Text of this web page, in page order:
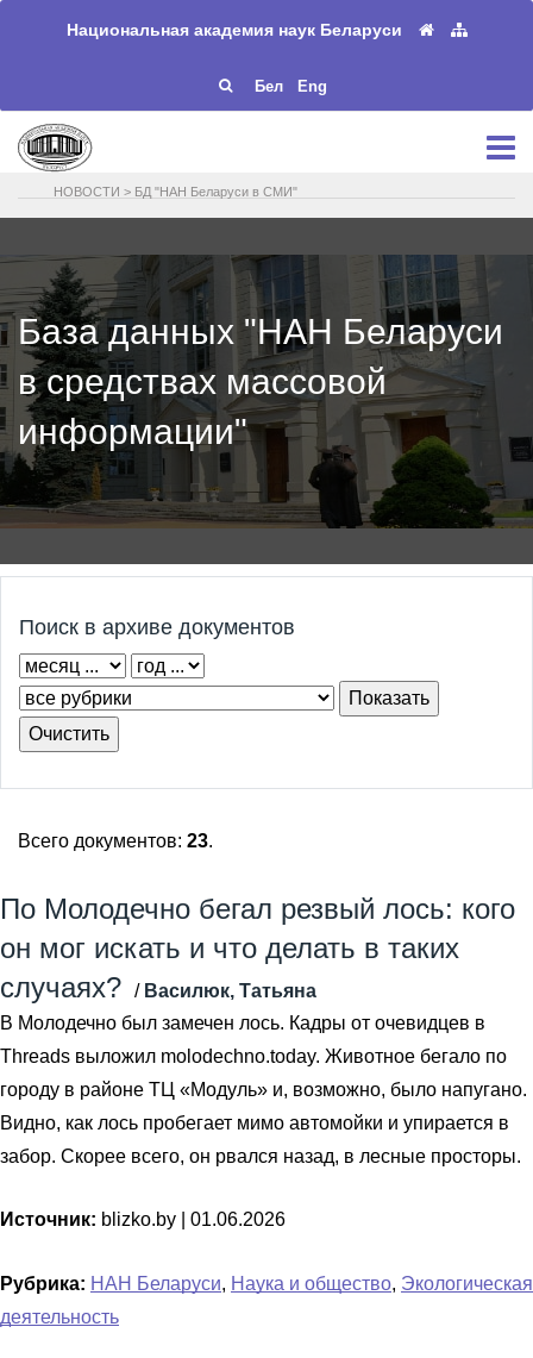
Национальная академия наук Беларуси
Бел Eng
НОВОСТИ > БД "НАН Беларуси в СМИ"
База данных "НАН Беларуси
в средствах массовой
информации"
Поиск в архиве документов
Всего документов: 23.
По Молодечно бегал резвый лось: кого
он мог искать и что делать в таких
случаях?
/ Василюк, Татьяна
В Молодечно был замечен лось. Кадры от очевидцев в
Threads выложил molodechno.today. Животное бегало по
городу в районе ТЦ «Модуль» и, возможно, было напугано.
Видно, как лось пробегает мимо автомойки и упирается в
забор. Скорее всего, он рвался назад, в лесные просторы.
Источник: blizko.by | 01.06.2026
Рубрика: НАН Беларуси, Наука и общество, Экологическая
деятельность